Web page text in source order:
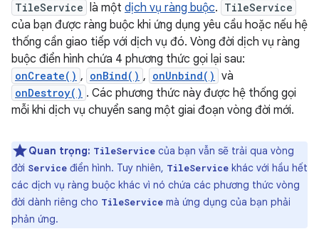
TileService là một dịch vụ ràng buộc. TileService
của bạn được ràng buộc khi ứng dụng yêu cầu hoặc nếu hệ
thống cần giao tiếp với dịch vụ đó. Vòng đời dịch vụ ràng
buộc điển hình chứa 4 phương thức gọi lại sau:
onCreate() , onBind() , onUnbind() và
onDestroy() . Các phương thức này được hệ thống gọi
mỗi khi dịch vụ chuyển sang một giai đoạn vòng đời mới.
Quan trọng: TileService của bạn vẫn sẽ trải qua vòng
đời Service điển hình. Tuy nhiên, TileService khác với hầu hết
các dịch vụ ràng buộc khác vì nó chứa các phương thức vòng
đời dành riêng cho TileService mà ứng dụng của bạn phải
phản ứng.